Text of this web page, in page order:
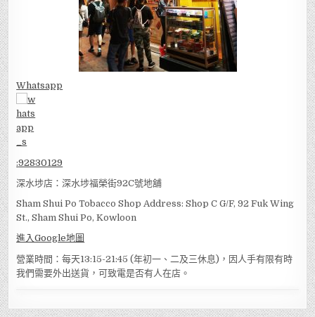
Whatsapp
:92830129
深水埗店：深水埗福榮街92C號地舖
Sham Shui Po Tobacco Shop Address: Shop C G/F, 92 Fuk Wing
St., Sham Shui Po, Kowloon
進入Google地圖
營業時間：每天13:15-21:45 (年初一、二及三休息)，因人手有限有時
我們需要外出送貨，可致電是否有人在店。